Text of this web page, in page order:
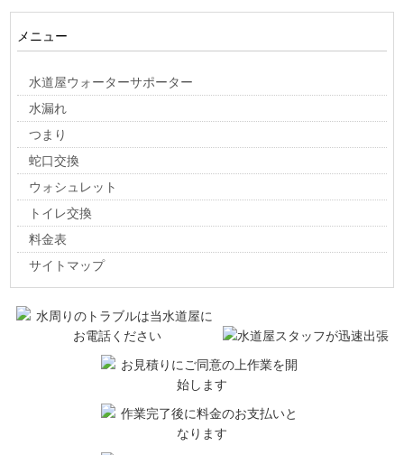
上石津町三ツ里
上石津町宮 上笠 上屋 川口 神田町
北方町
北切石町
御殿町
寿町 小野 米野町 坂下町
寺内町
新地町
直江町
墨俣町上宿 墨俣町さい川 墨俣町下宿
墨俣町墨俣
墨俣町先入方
墨俣町二ツ木 住吉町 草道島町 外野
外野町
曽根町
外渕 代官町
高屋町
多芸島
津村町
長沢町
中曽根町
西大外羽
錦町 西崎町 西外側町 西長町 西之川町 禾森
禾森町
野口
波須 鳩部屋町 花園町
東外側町
東長町 東前 桧町 日の出町
平町（揖斐川東）
深池町
三津屋町
宮町 美和町 室本町 室町 室村町 本今
横曽根 横曽根町
メニュー
水道屋ウォーターサポーター
水漏れ
つまり
蛇口交換
ウォシュレット
トイレ交換
料金表
サイトマップ